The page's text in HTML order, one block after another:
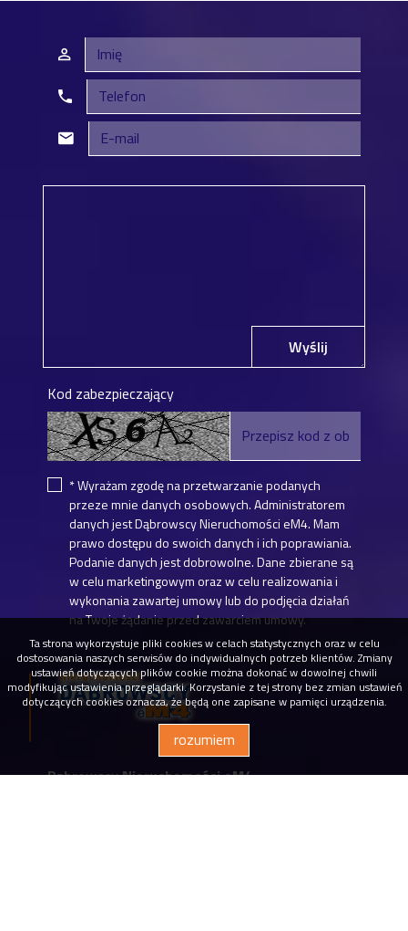
Dąbrowscy Nieruchomości eM4
Wyślij
Kod zabezpieczający
* Wyrażam zgodę na przetwarzanie podanych
przeze mnie danych osobowych. Administratorem
danych jest Dąbrowscy Nieruchomości eM4. Mam
prawo dostępu do swoich danych i ich poprawiania.
Podanie danych jest dobrowolne. Dane zbierane są
w celu marketingowym oraz w celu realizowania i
wykonania zawartej umowy lub do podjęcia działań
na Twoje żądanie przed zawarciem umowy.
Ta strona wykorzystuje pliki cookies w celach statystycznych oraz w celu
dostosowania naszych serwisów do indywidualnych potrzeb klientów. Zmiany
ustawień dotyczących plików cookie można dokonać w dowolnej chwili
modyfikując ustawienia przeglądarki. Korzystanie z tej strony bez zmian ustawień
dotyczących cookies oznacza, że będą one zapisane w pamięci urządzenia.
rozumiem